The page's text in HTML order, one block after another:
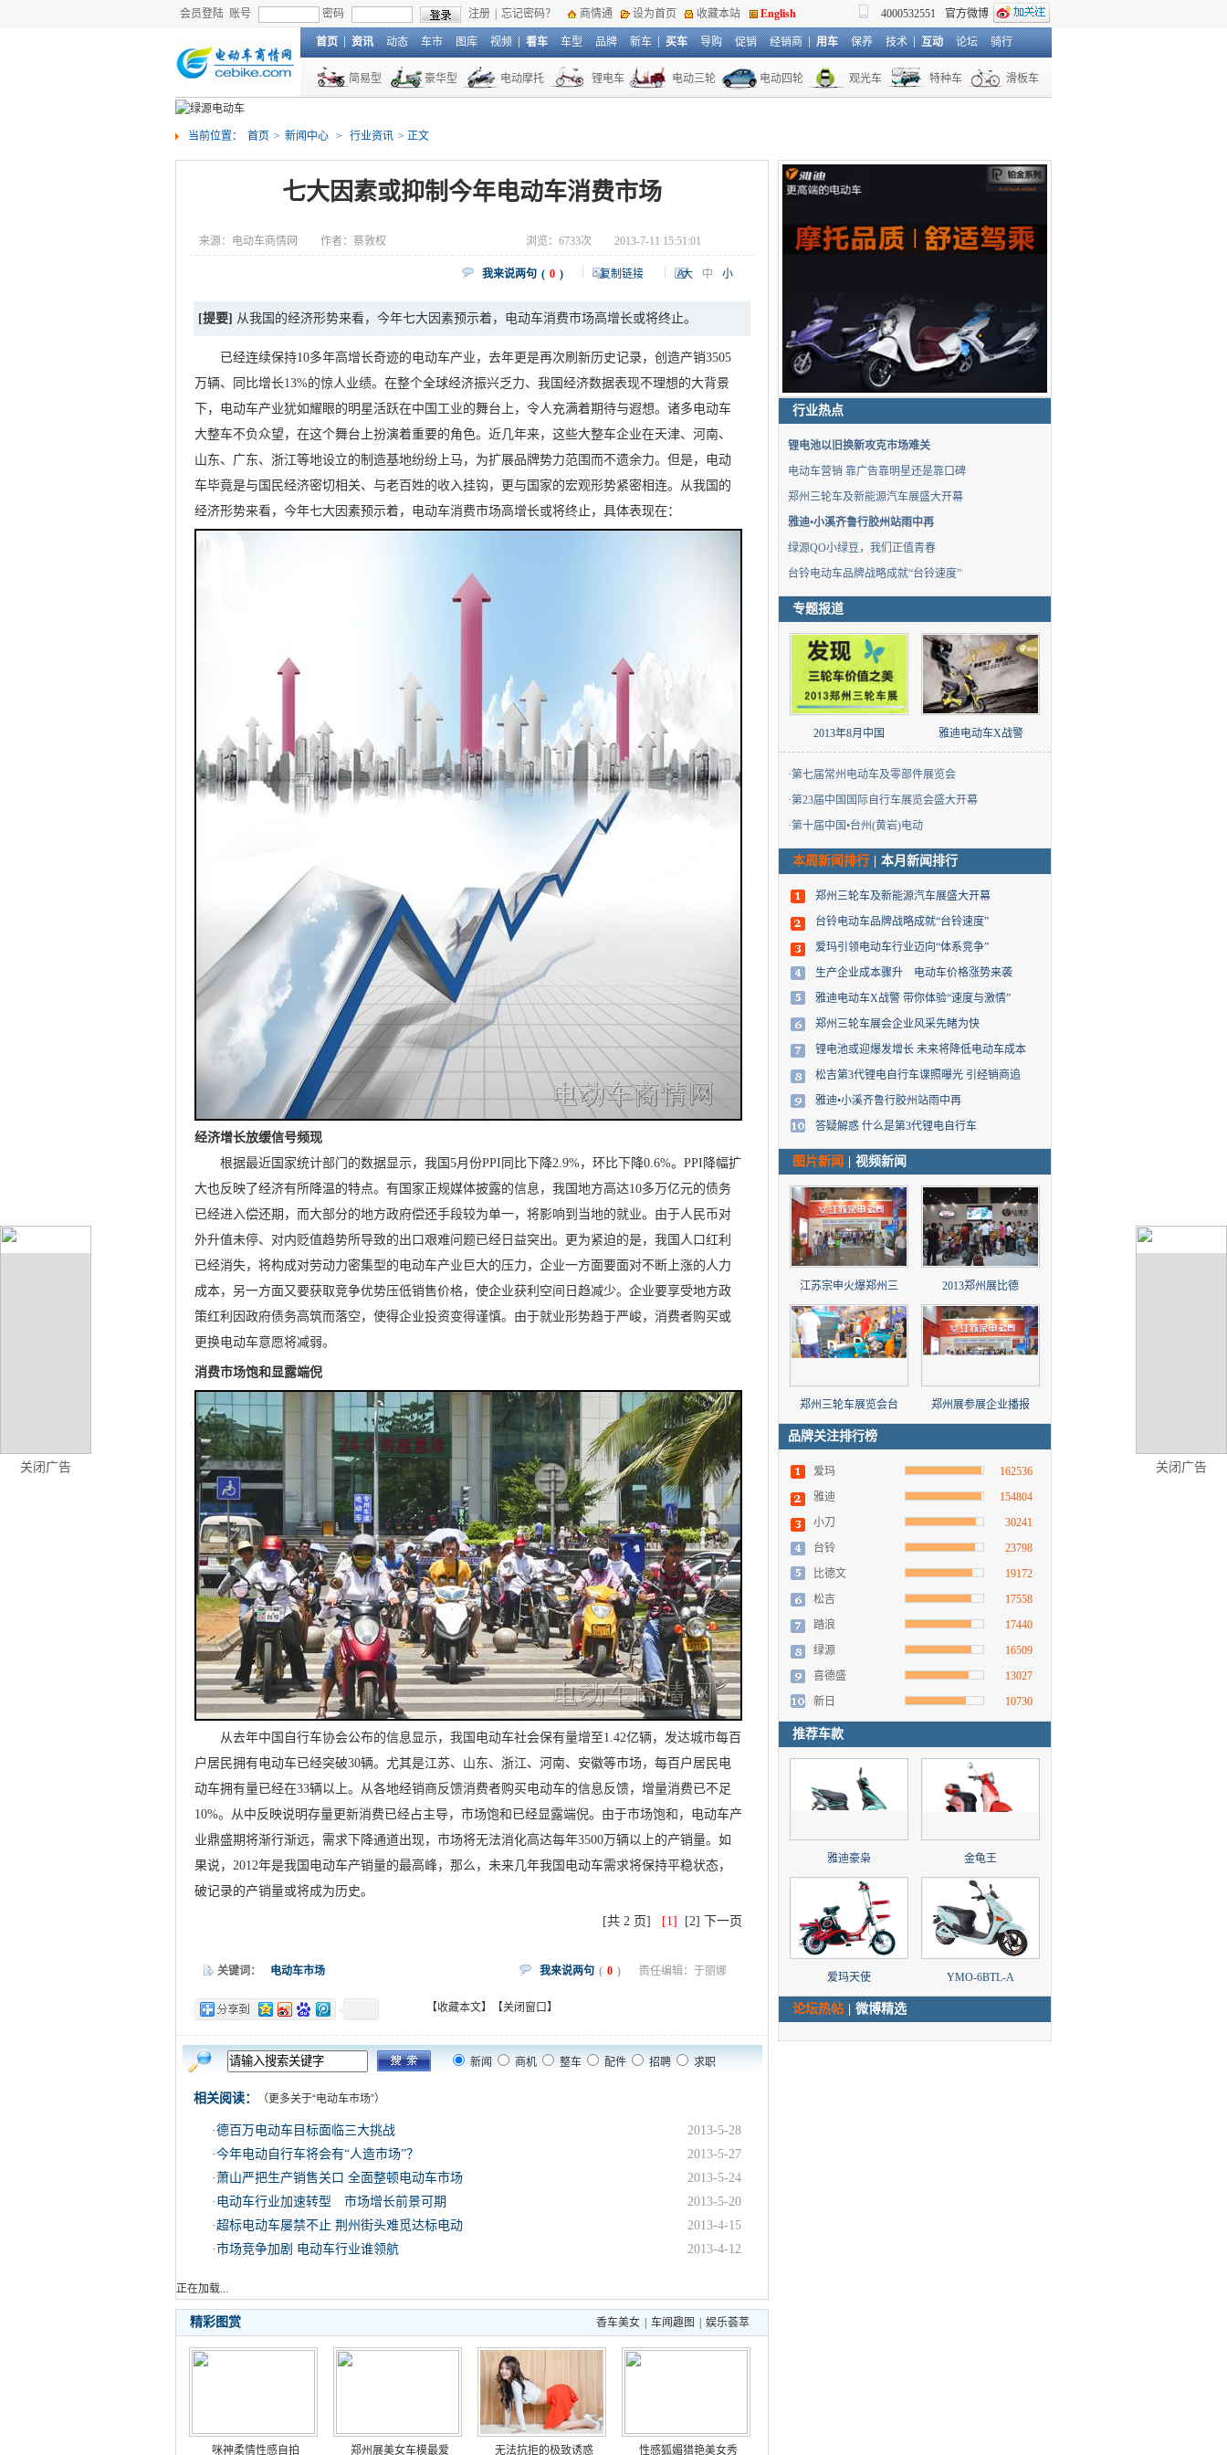
4000532551 官方微博
会员登陆 账号 密码 注册 忘记密码？ 商情通 设为首页 收藏本站 English
首页 资讯 动态 车市 图库 视频 看车 车型 品牌 新车 买车 导购 促销 经销商 用车 保养 技术 互动 论坛 骑行
简易型 豪华型 电动摩托 锂电车 电动三轮 电动四轮 观光车 特种车 滑板车
当前位置： 首页 > 新闻中心 > 行业资讯 > 正文
七大因素或抑制今年电动车消费市场
来源：电动车商情网 作者：蔡敦权 浏览： 6733次 2013-7-11 15:51:01
我来说两句 ( 0 ) 复制链接 大 中 小
[提要] 从我国的经济形势来看，今年七大因素预示着，电动车消费市场高增长或将终止。
已经连续保持10多年高增长奇迹的电动车产业，去年更是再次刷新历史记录，创造产销3505
万辆、同比增长13%的惊人业绩。在整个全球经济振兴乏力、我国经济数据表现不理想的大背景
下，电动车产业犹如耀眼的明星活跃在中国工业的舞台上，令人充满着期待与遐想。诸多电动车
大整车不负众望，在这个舞台上扮演着重要的角色。近几年来，这些大整车企业在天津、河南、
山东、广东、浙江等地设立的制造基地纷纷上马，为扩展品牌势力范围而不遗余力。但是，电动
车毕竟是与国民经济密切相关、与老百姓的收入挂钩，更与国家的宏观形势紧密相连。从我国的
经济形势来看，今年七大因素预示着，电动车消费市场高增长或将终止，具体表现在：
经济增长放缓信号频现
根据最近国家统计部门的数据显示，我国5月份PPI同比下降2.9%，环比下降0.6%。PPI降幅扩
大也反映了经济有所降温的特点。有国家正规媒体披露的信息，我国地方高达10多万亿元的债务
已经进入偿还期，而大部分的地方政府偿还手段较为单一，将影响到当地的就业。由于人民币对
外升值未停、对内贬值趋势所导致的出口艰难问题已经日益突出。更为紧迫的是，我国人口红利
已经消失，将构成对劳动力密集型的电动车产业巨大的压力，企业一方面要面对不断上涨的人力
成本，另一方面又要获取竞争优势压低销售价格，使企业获利空间日趋减少。企业要享受地方政
策红利因政府债务高筑而落空，使得企业投资变得谨慎。由于就业形势趋于严峻，消费者购买或
更换电动车意愿将减弱。
消费市场饱和显露端倪
从去年中国自行车协会公布的信息显示，我国电动车社会保有量增至1.42亿辆，发达城市每百
户居民拥有电动车已经突破30辆。尤其是江苏、山东、浙江、河南、安徽等市场，每百户居民电
动车拥有量已经在33辆以上。从各地经销商反馈消费者购买电动车的信息反馈，增量消费已不足
10%。从中反映说明存量更新消费已经占主导，市场饱和已经显露端倪。由于市场饱和，电动车产
业鼎盛期将渐行渐远，需求下降通道出现，市场将无法消化高达每年3500万辆以上的产销量。如
果说，2012年是我国电动车产销量的最高峰，那么，未来几年我国电动车需求将保持平稳状态，
破记录的产销量或将成为历史。
[共 2 页] [1] [2] 下一页
关键词： 电动车市场 我来说两句 ( 0 ) 责任编辑：于丽娜
【收藏本文】 【关闭窗口】
新闻 商机 整车 配件 招聘 求职
相关阅读： （更多关于“电动车市场”）
2013-5-28
·德百万电动车目标面临三大挑战
2013-5-27
·今年电动自行车将会有“人造市场”？
2013-5-24
·萧山严把生产销售关口 全面整顿电动车市场
2013-5-20
· 电动车行业加速转型 市场增长前景可期
2013-4-15
·超标电动车屡禁不止 荆州街头难觅达标电动
2013-4-12
·市场竞争加剧 电动车行业谁领航
正在加载...
香车美女 车闻趣图 娱乐荟萃
精彩图赏
咪神柔情性感自拍 郑州展美女车模最爱 无法抗拒的极致诱惑 性感狐媚猎艳美女秀
行业热点
锂电池以旧换新攻克市场难关
电动车营销 靠广告靠明星还是靠口碑
郑州三轮车及新能源汽车展盛大开幕
雅迪•小溪齐鲁行胶州站雨中再
绿源QO小绿豆，我们正值青春
台铃电动车品牌战略成就“台铃速度”
专题报道
2013年8月中国 雅迪电动车X战警
·第七届常州电动车及零部件展览会
·第23届中国国际自行车展览会盛大开幕
·第十届中国•台州(黄岩)电动
本周新闻排行 本月新闻排行
郑州三轮车及新能源汽车展盛大开幕
台铃电动车品牌战略成就“台铃速度”
爱玛引领电动车行业迈向“体系竞争”
生产企业成本骤升 电动车价格涨势来袭
雅迪电动车X战警 带你体验“速度与激情”
郑州三轮车展会企业风采先睹为快
锂电池或迎爆发增长 未来将降低电动车成本
松吉第3代锂电自行车谍照曝光 引经销商追
雅迪•小溪齐鲁行胶州站雨中再
答疑解惑 什么是第3代锂电自行车
图片新闻 视频新闻
江苏宗申火爆郑州三 2013郑州展比德
郑州三轮车展览会台 郑州展参展企业播报
品牌关注排行榜
爱玛
162536
雅迪
154804
小刀
30241
台铃
23798
比德文
19172
松吉
17558
踏浪
17440
绿源
16509
喜德盛
13027
新日
10730
推荐车款
雅迪豪枭 金龟王
爱玛天使 YMO-6BTL-A
论坛热帖 微博精选
关闭广告 关闭广告